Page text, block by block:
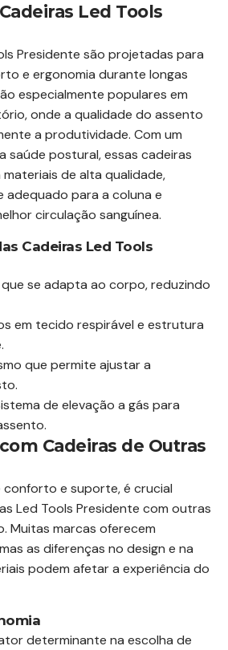
Led Tools
Presidente são projetadas para
e ergonomia durante longas
especialmente populares em
onde a qualidade do assento
a produtividade. Com um
saúde postural, essas cadeiras
de alta qualidade,
para a coluna e
circulação sanguínea.
Cadeiras Led Tools
que se adapta ao corpo, reduzindo
em tecido respirável e estrutura
que permite ajustar a
de elevação a gás para
Cadeiras de Outras
e suporte, é crucial
Led Tools Presidente com outras
Muitas marcas oferecem
as diferenças no design e na
podem afetar a experiência do
determinante na escolha de